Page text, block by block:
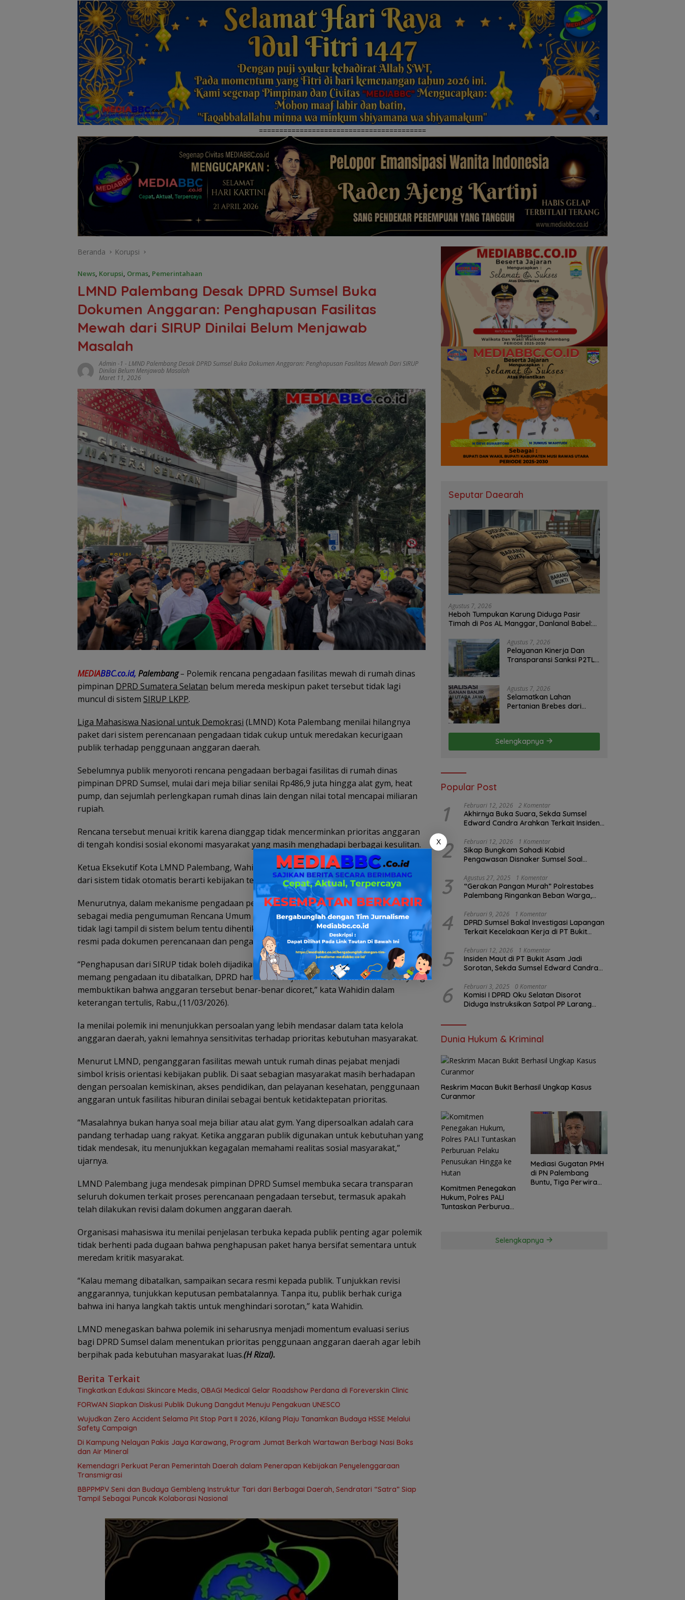
=========================================
Beranda Korupsi
News Korupsi Ormas Pemerintahaan
LMND Palembang Desak DPRD Sumsel Buka
Dokumen Anggaran: Penghapusan Fasilitas
Mewah dari SIRUP Dinilai Belum Menjawab
Masalah
Admin -1 - LMND Palembang Desak DPRD Sumsel Buka Dokumen Anggaran: Penghapusan Fasilitas Mewah Dari SIRUP
Dinilai Belum Menjawab Masalah
Maret 11, 2026
MEDIABBC.co.id, Palembang– Polemik rencana pengadaan fasilitas mewah di rumah dinas
pimpinan DPRD Sumatera Selatan belum mereda meskipun paket tersebut tidak lagi
muncul di sistem SIRUP LKPP.
Liga Mahasiswa Nasional untuk Demokrasi (LMND) Kota Palembang menilai hilangnya
paket dari sistem perencanaan pengadaan tidak cukup untuk meredakan kecurigaan
publik terhadap penggunaan anggaran daerah.
Sebelumnya publik menyoroti rencana pengadaan berbagai fasilitas di rumah dinas
pimpinan DPRD Sumsel, mulai dari meja biliar senilai Rp486,9 juta hingga alat gym, heat
pump, dan sejumlah perlengkapan rumah dinas lain dengan nilai total mencapai miliaran
rupiah.
Rencana tersebut menuai kritik karena dianggap tidak mencerminkan prioritas anggaran
di tengah kondisi sosial ekonomi masyarakat yang masih menghadapi berbagai kesulitan.
Ketua Eksekutif Kota LMND Palembang, Wahidin, menegaskan bahwa penghapusan paket
dari sistem tidak otomatis berarti kebijakan tersebut benar-benar dibatalkan.
Menurutnya, dalam mekanisme pengadaan pemerintah, sistem SIRUP hanya berfungsi
sebagai media pengumuman Rencana Umum Pengadaan (RUP). Karena itu, paket yang
tidak lagi tampil di sistem belum tentu dihentikan apabila tidak diikuti dengan perubahan
resmi pada dokumen perencanaan dan penganggaran.
“Penghapusan dari SIRUP tidak boleh dijadikan alat untuk menenangkan kritik publik. Jika
memang pengadaan itu dibatalkan, DPRD harus menunjukkan dokumen administrasi yang
membuktikan bahwa anggaran tersebut benar-benar dicoret,” kata Wahidin dalam
keterangan tertulis, Rabu.,(11/03/2026).
Ia menilai polemik ini menunjukkan persoalan yang lebih mendasar dalam tata kelola
anggaran daerah, yakni lemahnya sensitivitas terhadap prioritas kebutuhan masyarakat.
Menurut LMND, penganggaran fasilitas mewah untuk rumah dinas pejabat menjadi
simbol krisis orientasi kebijakan publik. Di saat sebagian masyarakat masih berhadapan
dengan persoalan kemiskinan, akses pendidikan, dan pelayanan kesehatan, penggunaan
anggaran untuk fasilitas hiburan dinilai sebagai bentuk ketidaktepatan prioritas.
“Masalahnya bukan hanya soal meja biliar atau alat gym. Yang dipersoalkan adalah cara
pandang terhadap uang rakyat. Ketika anggaran publik digunakan untuk kebutuhan yang
tidak mendesak, itu menunjukkan kegagalan memahami realitas sosial masyarakat,”
ujarnya.
LMND Palembang juga mendesak pimpinan DPRD Sumsel membuka secara transparan
seluruh dokumen terkait proses perencanaan pengadaan tersebut, termasuk apakah
telah dilakukan revisi dalam dokumen anggaran daerah.
Organisasi mahasiswa itu menilai penjelasan terbuka kepada publik penting agar polemik
tidak berhenti pada dugaan bahwa penghapusan paket hanya bersifat sementara untuk
meredam kritik masyarakat.
“Kalau memang dibatalkan, sampaikan secara resmi kepada publik. Tunjukkan revisi
anggarannya, tunjukkan keputusan pembatalannya. Tanpa itu, publik berhak curiga
bahwa ini hanya langkah taktis untuk menghindari sorotan,” kata Wahidin.
LMND menegaskan bahwa polemik ini seharusnya menjadi momentum evaluasi serius
bagi DPRD Sumsel dalam menentukan prioritas penggunaan anggaran daerah agar lebih
berpihak pada kebutuhan masyarakat luas.(H Rizal).
Berita Terkait
Tingkatkan Edukasi Skincare Medis, OBAGI Medical Gelar Roadshow Perdana di Foreverskin Clinic
FORWAN Siapkan Diskusi Publik Dukung Dangdut Menuju Pengakuan UNESCO
Wujudkan Zero Accident Selama Pit Stop Part II 2026, Kilang Plaju Tanamkan Budaya HSSE Melalui
Safety Campaign
Di Kampung Nelayan Pakis Jaya Karawang, Program Jumat Berkah Wartawan Berbagi Nasi Boks
dan Air Mineral
Kemendagri Perkuat Peran Pemerintah Daerah dalam Penerapan Kebijakan Penyelenggaraan
Transmigrasi
BBPPMPV Seni dan Budaya Gembleng Instruktur Tari dari Berbagai Daerah, Sendratari “Satra” Siap
Tampil Sebagai Puncak Kolaborasi Nasional
Seputar Daearah
Agustus 7, 2026
Heboh Tumpukan Karung Diduga Pasir
Timah di Pos AL Manggar, Danlanal Babel:
Agustus 7, 2026
Pelayanan Kinerja Dan
Transparansi Sanksi P2TL
S2JB Terkesan Tutup Mata
Agustus 7, 2026
Selamatkan Lahan
Pertanian Brebes dari
Selengkapnya
Popular Post
1 Februari 12, 2026 2 Komentar
Akhirnya Buka Suara, Sekda Sumsel
Edward Candra Arahkan Terkait Insiden
2 Februari 12, 2026 1 Komentar
Sikap Bungkam Sahadi Kabid
Pengawasan Disnaker Sumsel Soal
Pengawasan K3?
3 Agustus 27, 2025 1 Komentar
“Gerakan Pangan Murah” Polrestabes
Palembang Ringankan Beban Warga,
4 Februari 9, 2026 1 Komentar
DPRD Sumsel Bakal Investigasi Lapangan
Terkait Kecelakaan Kerja di PT Bukit
5 Februari 12, 2026 1 Komentar
Insiden Maut di PT Bukit Asam Jadi
Sorotan, Sekda Sumsel Edward Candra
6 Februari 3, 2025 0 Komentar
Komisi I DPRD Oku Selatan Disorot
Diduga Instruksikan Satpol PP Larang
Dunia Hukum & Kriminal
Reskrim Macan Bukit Berhasil Ungkap Kasus
Curanmor
Komitmen Penegakan
Hukum, Polres PALI
Tuntaskan Perburuan
Mediasi Gugatan PMH
di PN Palembang
Buntu, Tiga Perwira
Proses Hukum
Selengkapnya
X